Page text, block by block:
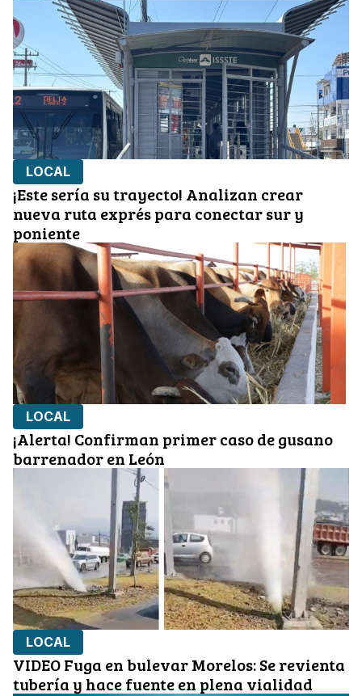
LOCAL
¡Este sería su trayecto! Analizan crear
nueva ruta exprés para conectar sur y
poniente
LOCAL
¡Alerta! Confirman primer caso de gusano
barrenador en León
LOCAL
VIDEO Fuga en bulevar Morelos: Se revienta
tubería y hace fuente en plena vialidad